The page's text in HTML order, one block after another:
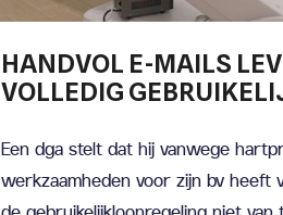
HANDVOL E-MAILS
VOLLEDIG
Een dga stelt dat hij vanwege
werkzaamheden voor zijn bv heeft